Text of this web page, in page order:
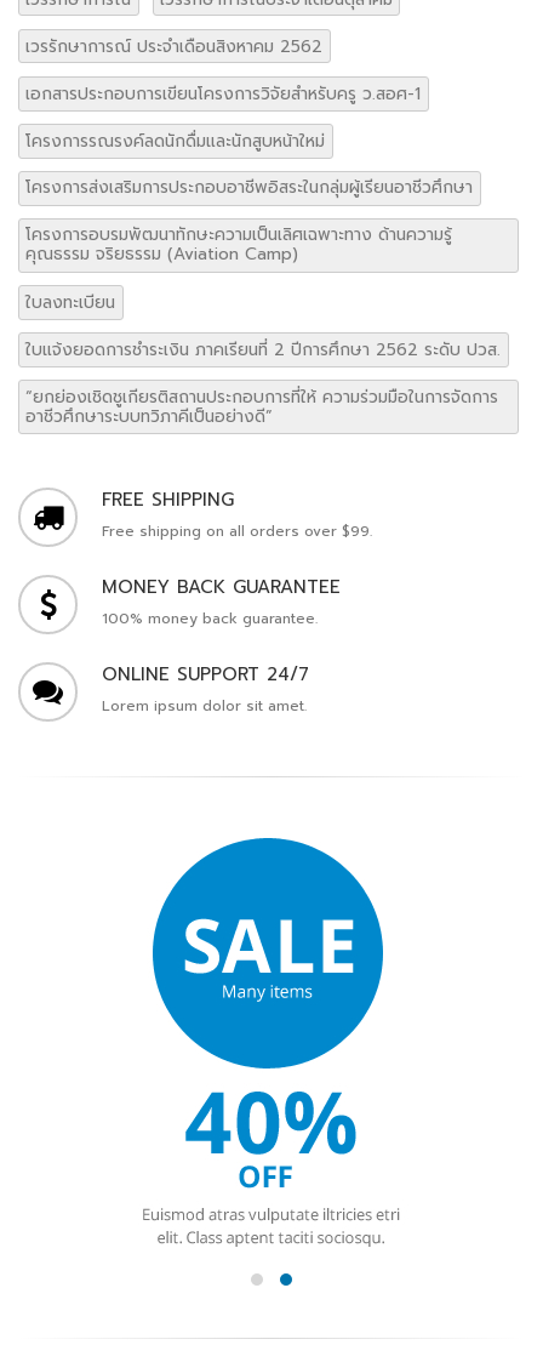
เวรรักษาการณ์ ประจำเดือนสิงหาคม 2562
เอกสารประกอบการเขียนโครงการวิจัยสำหรับครู ว.สอศ-1
โครงการรณรงค์ลดนักดื่มและนักสูบหน้าใหม่
โครงการส่งเสริมการประกอบอาชีพอิสระในกลุ่มผู้เรียนอาชีวศึกษา
โครงการอบรมพัฒนาทักษะความเป็นเลิศเฉพาะทาง ด้านความรู้
คุณธรรม จริยธรรม (Aviation Camp)
ใบลงทะเบียน
ใบแจ้งยอดการชำระเงิน ภาคเรียนที่ 2 ปีการศึกษา 2562 ระดับ ปวส.
“ยกย่องเชิดชูเกียรติสถานประกอบการที่ให้ ความร่วมมือในการจัดการ
อาชีวศึกษาระบบทวิภาคีเป็นอย่างดี”
FREE SHIPPING
Free shipping on all orders over $99.
MONEY BACK GUARANTEE
100% money back guarantee.
ONLINE SUPPORT 24/7
Lorem ipsum dolor sit amet.